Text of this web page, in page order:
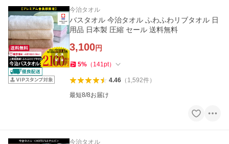
今治タオル
バスタオル 今治タオル ふわふわリブタオル 日
用品 日本製 圧縮 セール 送料無料
3,100円
5% （ 141pt）
4.46（ 1,592件）
最短8/8お届け
今治タオル